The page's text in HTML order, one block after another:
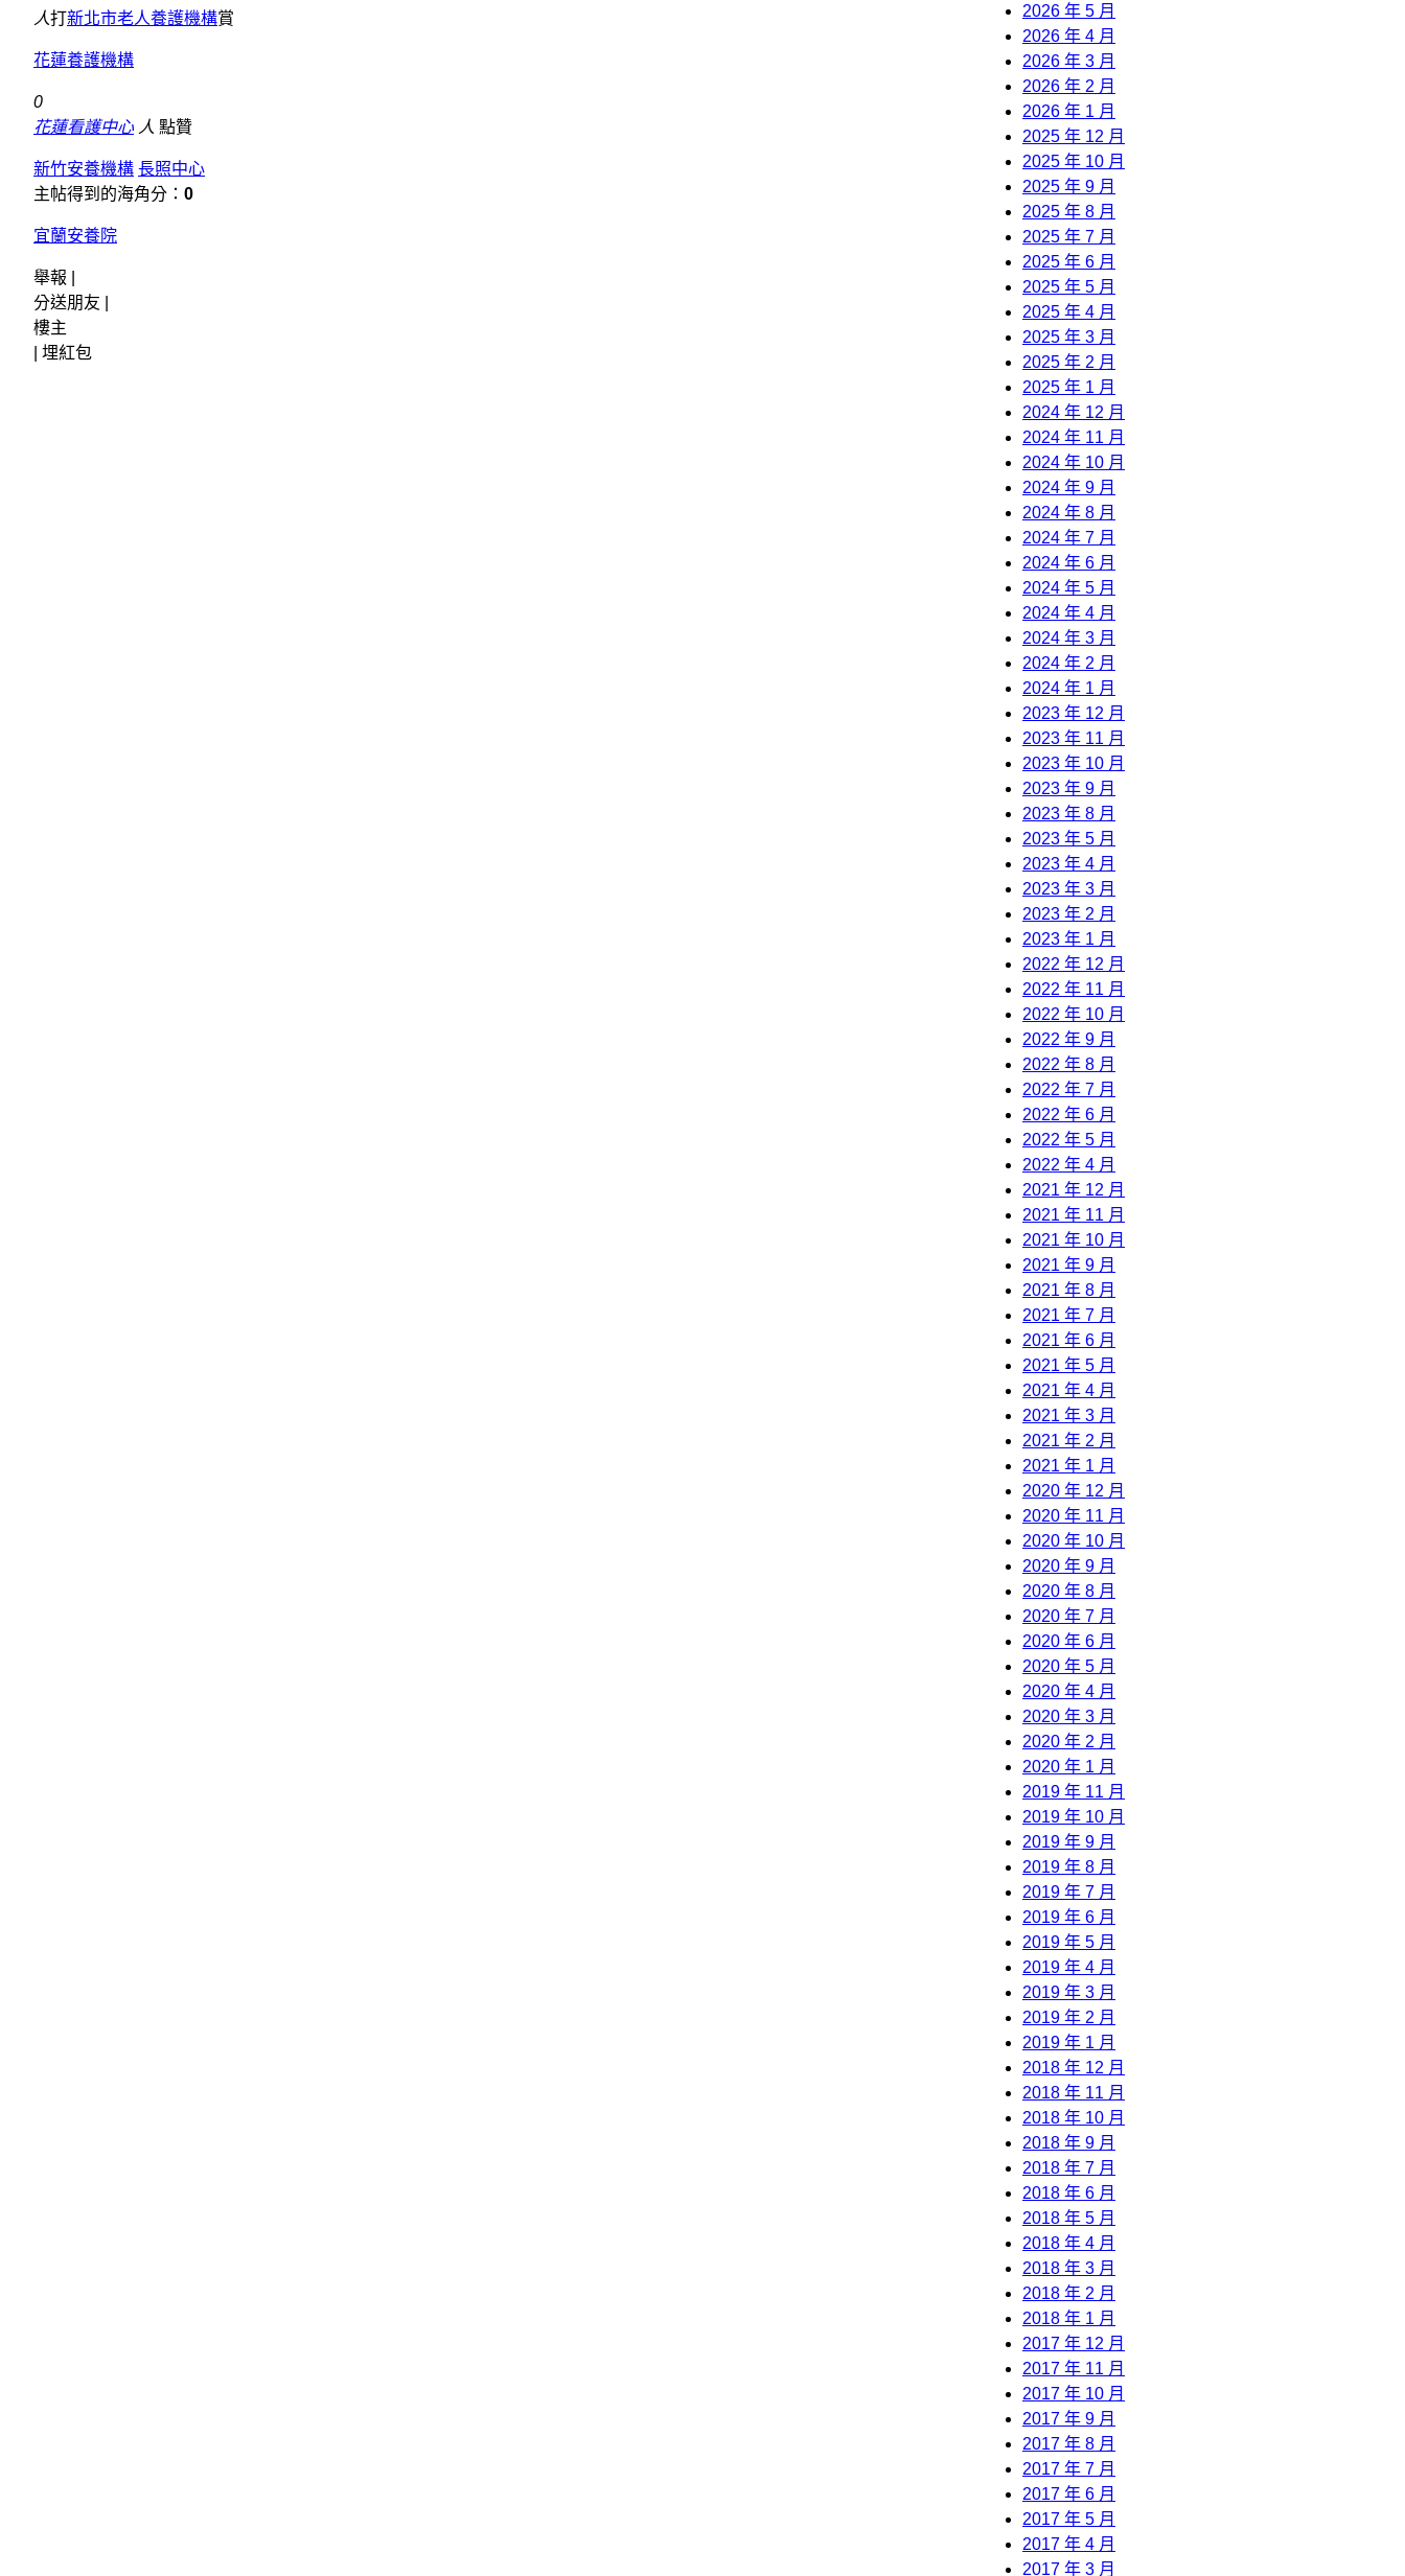
人打新北市老人養護機構賞
花蓮養護機構
0
花蓮看護中心 人 點贊
新竹安養機構 長照中心
主帖得到的海角分： 0
宜蘭安養院
舉報 |
分送朋友 |
樓主
埋紅包
2026 年 5 月
2026 年 4 月
2026 年 3 月
2026 年 2 月
2026 年 1 月
2025 年 12 月
2025 年 10 月
2025 年 9 月
2025 年 8 月
2025 年 7 月
2025 年 6 月
2025 年 5 月
2025 年 4 月
2025 年 3 月
2025 年 2 月
2025 年 1 月
2024 年 12 月
2024 年 11 月
2024 年 10 月
2024 年 9 月
2024 年 8 月
2024 年 7 月
2024 年 6 月
2024 年 5 月
2024 年 4 月
2024 年 3 月
2024 年 2 月
2024 年 1 月
2023 年 12 月
2023 年 11 月
2023 年 10 月
2023 年 9 月
2023 年 8 月
2023 年 5 月
2023 年 4 月
2023 年 3 月
2023 年 2 月
2023 年 1 月
2022 年 12 月
2022 年 11 月
2022 年 10 月
2022 年 9 月
2022 年 8 月
2022 年 7 月
2022 年 6 月
2022 年 5 月
2022 年 4 月
2021 年 12 月
2021 年 11 月
2021 年 10 月
2021 年 9 月
2021 年 8 月
2021 年 7 月
2021 年 6 月
2021 年 5 月
2021 年 4 月
2021 年 3 月
2021 年 2 月
2021 年 1 月
2020 年 12 月
2020 年 11 月
2020 年 10 月
2020 年 9 月
2020 年 8 月
2020 年 7 月
2020 年 6 月
2020 年 5 月
2020 年 4 月
2020 年 3 月
2020 年 2 月
2020 年 1 月
2019 年 11 月
2019 年 10 月
2019 年 9 月
2019 年 8 月
2019 年 7 月
2019 年 6 月
2019 年 5 月
2019 年 4 月
2019 年 3 月
2019 年 2 月
2019 年 1 月
2018 年 12 月
2018 年 11 月
2018 年 10 月
2018 年 9 月
2018 年 7 月
2018 年 6 月
2018 年 5 月
2018 年 4 月
2018 年 3 月
2018 年 2 月
2018 年 1 月
2017 年 12 月
2017 年 11 月
2017 年 10 月
2017 年 9 月
2017 年 8 月
2017 年 7 月
2017 年 6 月
2017 年 5 月
2017 年 4 月
2017 年 3 月